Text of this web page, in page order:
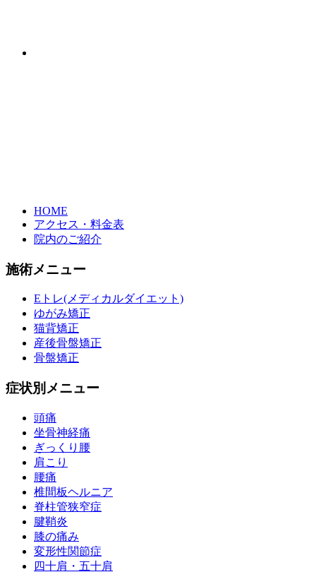
HOME
アクセス・料金表
院内のご紹介
施術メニュー
Eトレ(メディカルダイエット)
ゆがみ矯正
猫背矯正
産後骨盤矯正
骨盤矯正
症状別メニュー
頭痛
坐骨神経痛
ぎっくり腰
肩こり
腰痛
椎間板ヘルニア
脊柱管狭窄症
腱鞘炎
膝の痛み
変形性関節症
四十肩・五十肩